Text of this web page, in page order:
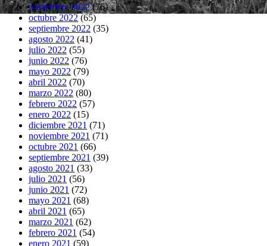
noviembre 2022(76)
octubre 2022 (65)
septiembre 2022 (35)
agosto 2022 (41)
julio 2022 (55)
junio 2022 (76)
mayo 2022 (79)
abril 2022 (70)
marzo 2022 (80)
febrero 2022 (57)
enero 2022 (15)
diciembre 2021 (71)
noviembre 2021 (71)
octubre 2021 (66)
septiembre 2021 (39)
agosto 2021 (33)
julio 2021 (56)
junio 2021 (72)
mayo 2021 (68)
abril 2021 (65)
marzo 2021 (62)
febrero 2021 (54)
enero 2021 (59)